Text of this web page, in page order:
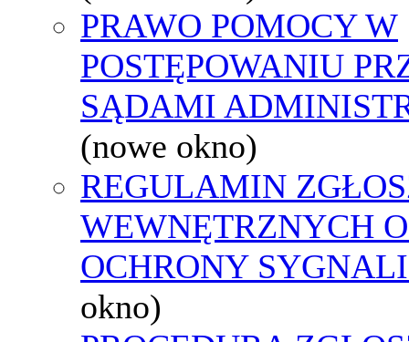
PRAWO POMOCY W
POSTĘPOWANIU
SĄDAMI
(nowe okno)
REGULAMIN
WEWNĘTRZNYCH
OCHRONY
okno)